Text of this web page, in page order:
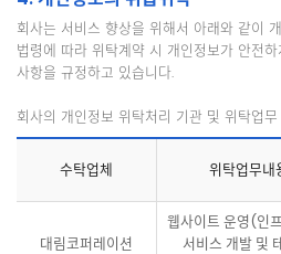
회사는 서비스 향상을 위해서 아래와 같이
법령에 따라 위탁계약 시 개인정보가 안전
사항을 규정하고 있습니다.
회사의 개인정보 위탁처리 기관 및 위탁업
수탁업체 위탁업무내
대림코퍼레이션
웹사이트 운영(인
서비스 개발 및